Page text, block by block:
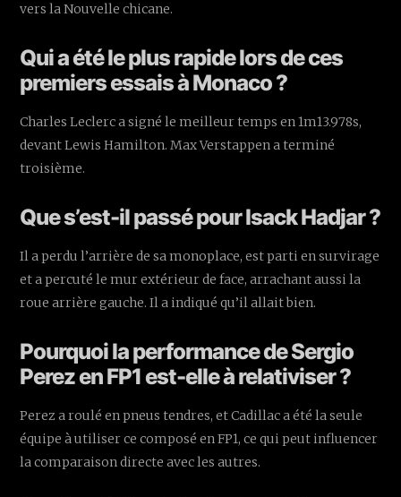
vers la Nouvelle chicane.
Qui a été le plus rapide lors de ces
premiers essais à Monaco ?
Charles Leclerc a signé le meilleur temps en 1m13.978s,
devant Lewis Hamilton. Max Verstappen a terminé
troisième.
Que s’est-il passé pour Isack Hadjar ?
Il a perdu l’arrière de sa monoplace, est parti en survirage
et a percuté le mur extérieur de face, arrachant aussi la
roue arrière gauche. Il a indiqué qu’il allait bien.
Pourquoi la performance de Sergio
Perez en FP1 est-elle à relativiser ?
Perez a roulé en pneus tendres, et Cadillac a été la seule
équipe à utiliser ce composé en FP1, ce qui peut influencer
la comparaison directe avec les autres.